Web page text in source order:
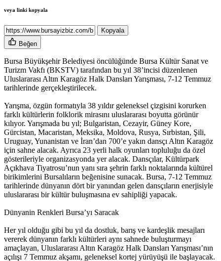
veya linki kopyala
Kopyala
Beğen
Bursa Büyükşehir Belediyesi öncülüğünde Bursa Kültür Sanat ve
Turizm Vakfı (BKSTV) tarafından bu yıl 38’incisi düzenlenen
Uluslararası Altın Karagöz Halk Dansları Yarışması, 7-12 Temmuz
tarihlerinde gerçekleştirilecek.
Yarışma, özgün formatıyla 38 yıldır geleneksel çizgisini korurken
farklı kültürlerin folklorik mirasını uluslararası boyutta görünür
kılıyor. Yarışmada bu yıl; Bulgaristan, Cezayir, Güney Kore,
Gürcistan, Macaristan, Meksika, Moldova, Rusya, Sırbistan, Şili,
Uruguay, Yunanistan ve İran’dan 700’e yakın dansçı Altın Karagöz
için sahne alacak. Ayrıca 23 yerli halk oyunları topluluğu da özel
gösterileriyle organizasyonda yer alacak. Dansçılar, Kültürpark
Açıkhava Tiyatrosu’nun yanı sıra şehrin farklı noktalarında kültürel
birikimlerini Bursalıların beğenisine sunacak. Bursa, 7-12 Temmuz
tarihlerinde dünyanın dört bir yanından gelen dansçıların enerjisiyle
uluslararası bir kültür buluşmasına ev sahipliği yapacak.
Dünyanin Renkleri Bursa’yı Saracak
Her yıl olduğu gibi bu yıl da dostluk, barış ve kardeşlik mesajları
vererek dünyanın farklı kültürleri aynı sahnede buluşturmayı
amaçlayan, Uluslararası Altın Karagöz Halk Dansları Yarışması’nın
açılışı 7 Temmuz akşamı, geleneksel kortej yürüyüşü ile başlayacak.